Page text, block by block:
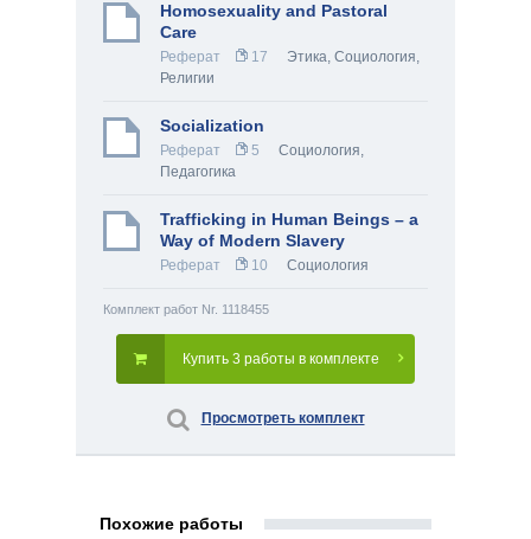
Homosexuality and Pastoral
Care
Реферат 17 Этика, Социология,
Религии
Socialization
Реферат 5 Социология,
Педагогика
Trafficking in Human Beings – a
Way of Modern Slavery
Реферат 10 Социология
Комплект работ Nr. 1118455
Купить 3 работы в комплекте
Просмотреть комплект
Похожие работы